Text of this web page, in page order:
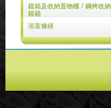
ROCA
ROCA
SANIWISE
鏡箱及收納置物櫃 / 鋼烤收納
鏡箱
鋼烤收納鏡箱
鋼烤浴鏡
鋼烤收納置物櫃
各式明鏡系列
浴室修繕
浴室修繕中心